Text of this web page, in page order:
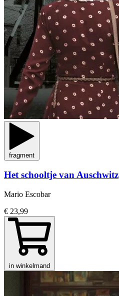
fragment
Het schooltje van Auschwitz
Mario Escobar
€ 23,99
in winkelmand